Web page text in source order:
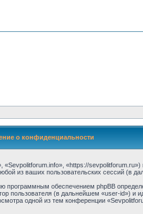
о конфиденциальности
«https://
из ваших пользовательских сессий (в
обеспечением phpBB
пользователя (в дальнейшем «user-id») и
одной из тем конференции